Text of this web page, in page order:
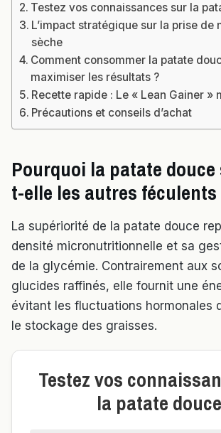
Testez vos connaissances sur la
L’impact stratégique sur la prise de
sèche
Comment consommer la patate
maximiser les résultats ?
Recette rapide : Le « Lean Gainer »
Précautions et conseils d’achat
Pourquoi la patate
t-elle les autres féculents
La supériorité de la patate douce
densité micronutritionnelle et sa
de la glycémie. Contrairement aux
glucides raffinés, elle fournit une
évitant les fluctuations hormonales
le stockage des graisses.
Testez vos
la patate douce